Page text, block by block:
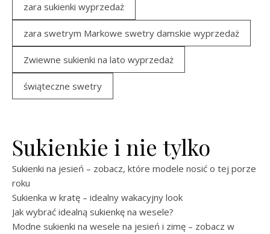
zara sukienki wyprzedaż
zara swetrym Markowe swetry damskie wyprzedaż
Zwiewne sukienki na lato wyprzedaż
świąteczne swetry
Sukienkie i nie tylko
Sukienki na jesień – zobacz, które modele nosić o tej porze
roku
Sukienka w kratę – idealny wakacyjny look
Jak wybrać idealną sukienkę na wesele?
Modne sukienki na wesele na jesień i zimę – zobacz w